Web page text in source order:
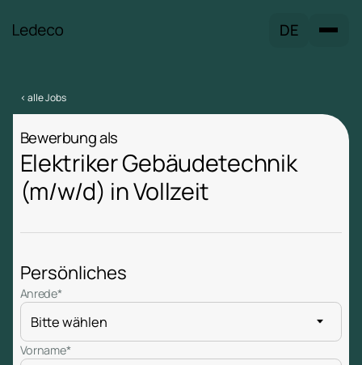
DE
< alle Jobs
Bewerbung als
Elektriker Gebäudetechnik
(m/w/d) in Vollzeit
Persönliches
Anrede*
Vorname*